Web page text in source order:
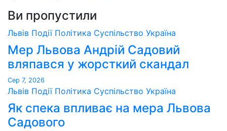
Ви пропустили
Львів Події Політика Суспільство Україна
Мер Львова Андрій Садовий
вляпався у жорсткий скандал
Сер 7, 2026
Львів Події Політика Суспільство Україна
Як спека впливає на мера Львова
Садового